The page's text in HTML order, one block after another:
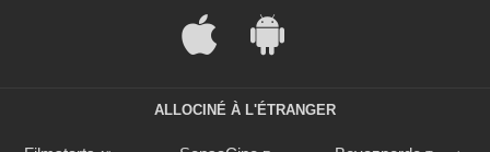
ALLOCINÉ À L'ÉTRANGER